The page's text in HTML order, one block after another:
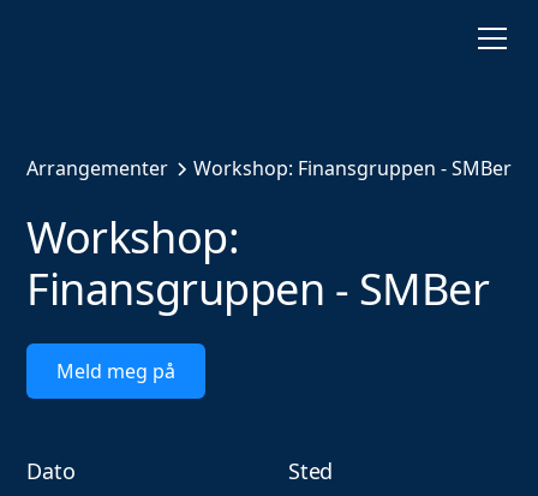
Arrangementer Workshop: Finansgruppen - SMBer
Workshop:
Finansgruppen - SMBer
Meld meg på
Dato Sted